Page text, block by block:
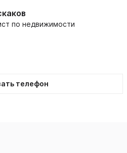
по недвижимости
телефон